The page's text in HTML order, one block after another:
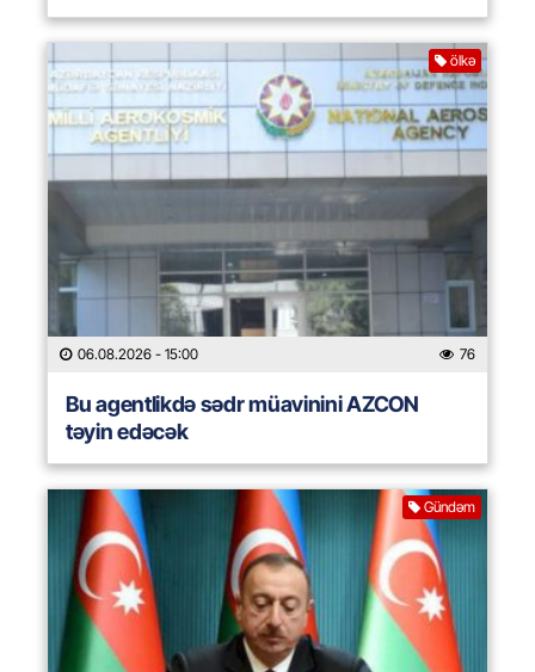
ölkə
06.08.2026 - 15:00 76
Bu agentlikdə sədr müavinini AZCON
təyin edəcək
Gündəm